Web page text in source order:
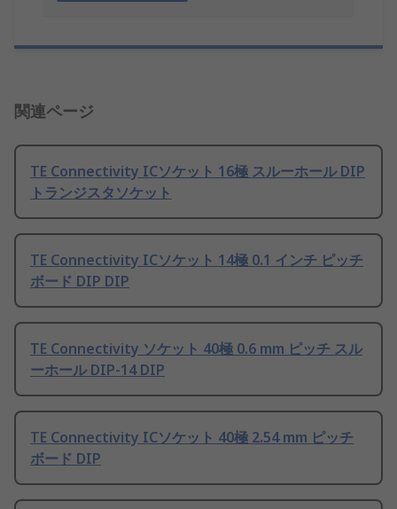
関連ページ
TE Connectivity ICソケット 16極 スルーホール DIP
トランジスタソケット
TE Connectivity ICソケット 14極 0.1 インチ ピッチ
ボード DIP DIP
TE Connectivity ソケット 40極 0.6 mm ピッチ スル
ーホール DIP-14 DIP
TE Connectivity ICソケット 40極 2.54 mm ピッチ
ボード DIP